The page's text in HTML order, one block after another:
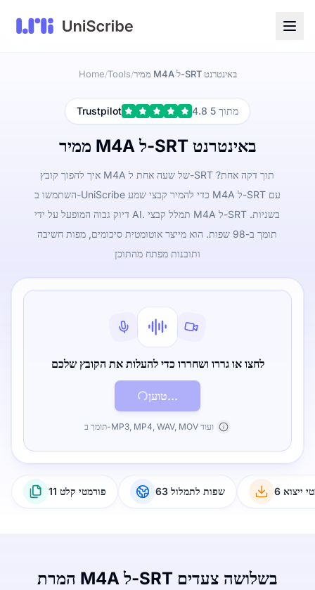
Home/Tools/ ממיר M4A ל-SRT באינטרנט
Trustpilot 4.8 מתוך 5
ממיר M4A ל-SRT באינטרנט
איך להפוך קובץ M4A של שעה אחת ל-SRT תוך דקה אחת?
השתמשו ב-UniScribe כדי להמיר קבצי שמע M4A ל-SRT עם
דיוק גבוה המופעל על ידי AI. תמלל קבצי M4A ל-SRT בשניות.
תומך ב-98 שפות. הוא מייצר אוטומטית סיכומים, מפות חשיבה
ותובנות מפתח מהתוכן
לחצו או גררו ושחררו כדי להעלות את הקובץ שלכם
טוען...
תומך ב-MP3, MP4, WAV, MOV ועוד
11 פורמטי קלט 63 שפות לתמלול ייצוא
המרת M4A ל-SRT בשלושה צעדים